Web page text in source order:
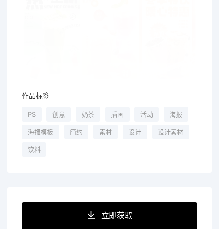
作品标签
PS 创意 奶茶 插画 活动 海报
海报模板 简约 素材 设计 设计素材
饮料
立即获取